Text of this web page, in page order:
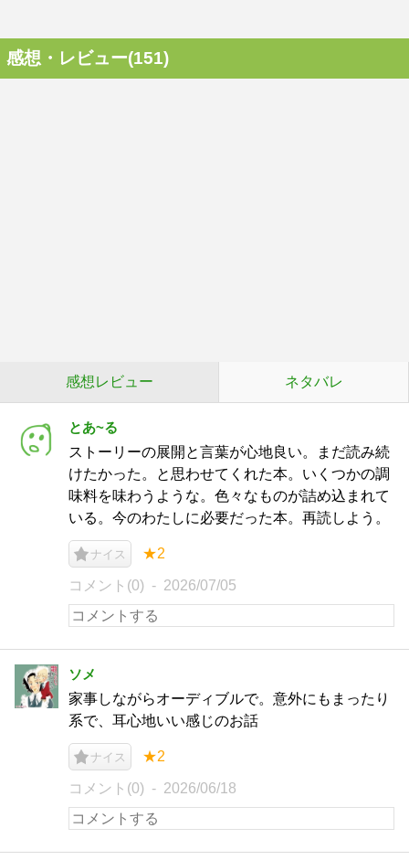
感想・レビュー(151)
感想レビュー ネタバレ
とあ~る
ストーリーの展開と言葉が心地良い。まだ読み続
けたかった。と思わせてくれた本。いくつかの調
味料を味わうような。色々なものが詰め込まれて
いる。今のわたしに必要だった本。再読しよう。
ナイス ★2
コメント(0) 2026/07/05
ソメ
家事しながらオーディブルで。意外にもまったり
系で、耳心地いい感じのお話
ナイス ★2
コメント(0) 2026/06/18